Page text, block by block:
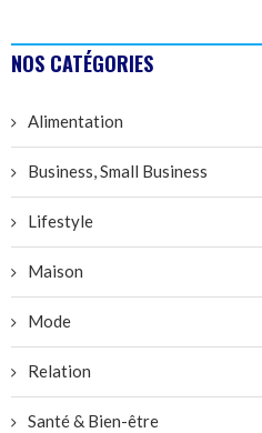
NOS CATÉGORIES
Alimentation
Business, Small Business
Lifestyle
Maison
Mode
Relation
Santé & Bien-être